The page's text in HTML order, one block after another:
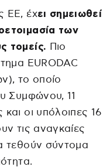
ΕΕ, έχει σημειωθεί
των
τομείς. Πιο
EURODAC
το οποίο
Συμφώνου, 11
οι υπόλοιπες 16
τις αναγκαίες
τεθούν σύντομα